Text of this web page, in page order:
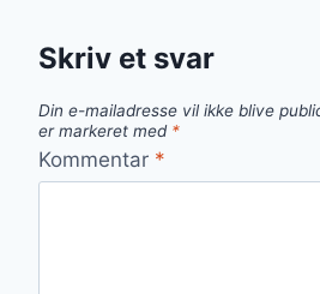
Skriv et svar
Din e-mailadresse vil ikke blive
er markeret med *
Kommentar *